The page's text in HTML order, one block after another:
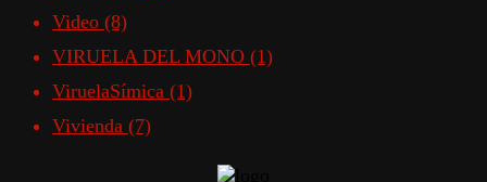
Video (8)
VIRUELA DEL MONO (1)
ViruelaSímica (1)
Vivienda (7)